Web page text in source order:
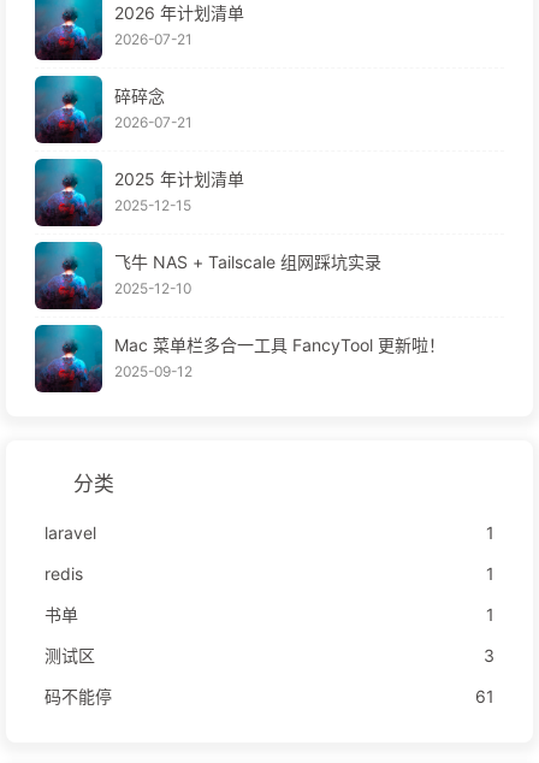
2026 年计划清单
2026-07-21
碎碎念
2026-07-21
2025 年计划清单
2025-12-15
飞牛 NAS + Tailscale 组网踩坑实录
2025-12-10
Mac 菜单栏多合一工具 FancyTool 更新啦！
2025-09-12
分类
laravel
1
redis
1
书单
1
测试区
3
码不能停
61